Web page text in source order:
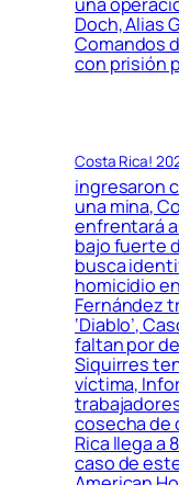
una
Doch, Alias
Comandos
con prisión
Costa Rica!
ingresaron
una mina,
enfrentará
bajo fuerte
busca
homicidio
Fernández
‘Diablo’,
faltan por
Siquirres
víctima,
cosecha de
Rica llega a
caso de